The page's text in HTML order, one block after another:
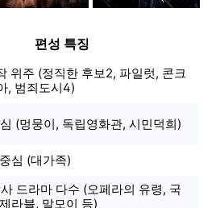
편성 특징
위주 (정직한 후보2, 파일럿, 콘크
, 범죄도시4)
(멍뭉이, 독립영화관, 시민덕희)
심 (대가족)
드라마 다수 (오페라의 유령, 국
라블, 말모이 등)